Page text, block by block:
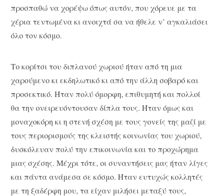
προσπαθώ να χορέψω όπως αυτόν, που χόρευε με τα
χέρια τεντωμένα κι ανοιχτά σα να ήθελε ν’ αγκαλιάσει
όλο τον κόσμο.
Το κορίτσι του διπλανού χωριού ήταν από τη μια
χαρούμενο κι εκδηλωτικό κι από την άλλη σοβαρό και
προσεκτικό. Ήταν πολύ όμορφη, επιθυμητή και πολλοί
θα την ονειρευόντουσαν δίπλα τους. Ήταν όμως και
μοναχοκόρη κι η στενή σχέση με τους γονείς της μαζί με
τους περιορισμούς της κλειστής κοινωνίας του χωριού,
δυσκόλευαν πολύ την επικοινωνία και το προχώρημα
μιας σχέσης. Μέχρι τότε, οι συναντήσεις μας ήταν λίγες
και πάντα ανάμεσα σε κόσμο. Ήταν ευτυχώς κολλητές
με τη ξαδέρφη μου, τα είχαν μιλήσει μεταξύ τους,